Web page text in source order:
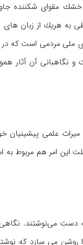
مقوای شكننده
هریك از زبان های
ی ملی مردمی است كه
آن آثار
علمی پیشینیان
این امر هم مربوط
دست می‌نوشتند.
روشن می سازد كه